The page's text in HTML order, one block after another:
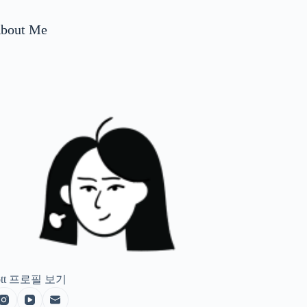
Me
프로필 보기